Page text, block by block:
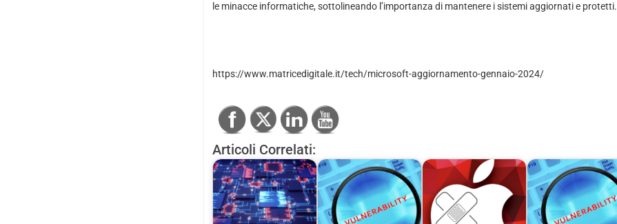
le minacce informatiche, sottolineando l’importanza di mantenere i sistemi aggiornati e protetti.
https://www.matricedigitale.it/tech/microsoft-aggiornamento-gennaio-2024/
Articoli Correlati: